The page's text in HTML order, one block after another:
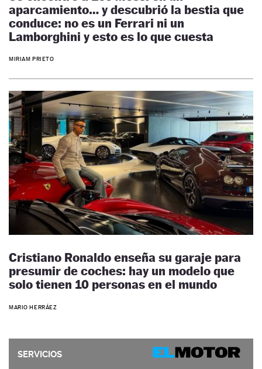
aparcamiento… y descubrió la bestia que
conduce: no es un Ferrari ni un
Lamborghini y esto es lo que cuesta
MIRIAM PRIETO
Cristiano Ronaldo enseña su garaje para
presumir de coches: hay un modelo que
solo tienen 10 personas en el mundo
MARIO HERRÁEZ